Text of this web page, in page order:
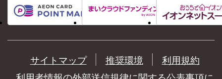
サイトマップ 推奨環境
利用規約